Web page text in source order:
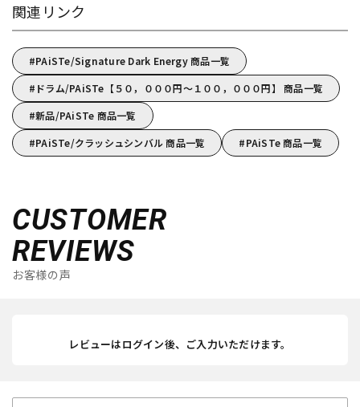
関連リンク
PAiSTe/Signature Dark Energy 商品一覧
ドラム/PAiSTe【５０，０００円～１００，０００円】 商品一覧
新品/PAiSTe 商品一覧
PAiSTe/クラッシュシンバル 商品一覧
PAiSTe 商品一覧
CUSTOMER
REVIEWS
お客様の声
レビューはログイン後、ご入力いただけます。